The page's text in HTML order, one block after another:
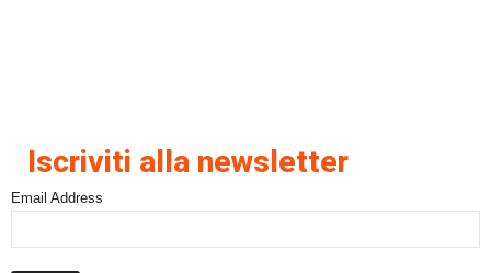
Iscriviti alla newsletter
Email Address